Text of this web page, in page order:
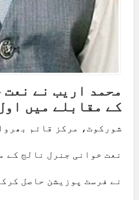
محمد اریب نے
کے مقابلے میں
شورکوٹ، مرکز قائم
نعت خوانی جنرل نالج کے
نے فرسٹ پوزیشن حاصل